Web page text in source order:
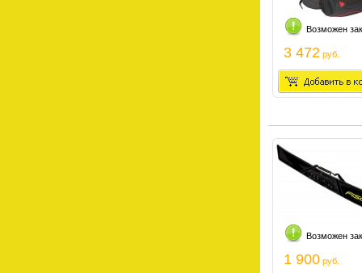
Возможен
3 472 руб.
Возможен
1 900 руб.